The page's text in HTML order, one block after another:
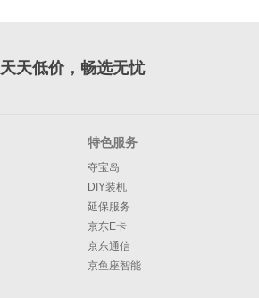
天天低价，畅选无忧
特色服务
夺宝岛
DIY装机
延保服务
京东E卡
京东通信
京鱼座智能